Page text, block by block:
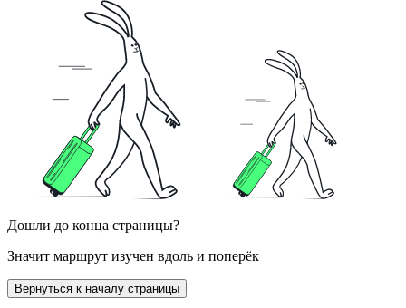
Дошли до конца страницы?
Значит маршрут изучен вдоль и поперёк
Вернуться к началу страницы